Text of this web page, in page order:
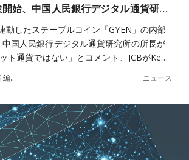
始、中国人民銀行デジタル通貨研…
動したステーブルコイン「GYEN」の内部
国人民銀行デジタル通貨研究所の所長が
ット通貨ではない」とコメント、JCBがKe…
あたらしい経済 編集部 ニュース